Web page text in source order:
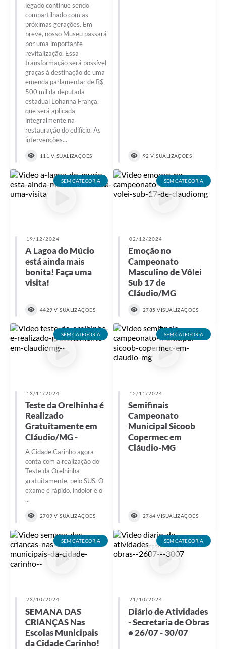
legado continue sendo
compartilhado com as
próximas gerações. Em
breve, nosso Museu passará
por uma importante
revitalização. Essa
transformação será possível
graças à destinação de uma
emenda parlamentar de R$
500 mil da deputada
estadual Lohanna França,
que será aplicada
integralmente na
restauração do edifício. As
intervenções...
111 VISUALIZAÇÕES 92 VISUALIZAÇÕES
SEM CATEGORIA
19/12/2024
A Lagoa do Múcio
está ainda mais
bonita! Faça uma
visita!
4429 VISUALIZAÇÕES
SEM CATEGORIA
02/12/2024
Emoção no
Campeonato
Masculino de Vôlei
Sub 17 de
Cláudio/MG
2785 VISUALIZAÇÕES
SEM CATEGORIA
13/11/2024
Teste da Orelhinha é
Realizado
Gratuitamente em
Cláudio/MG -
A Cidade Carinho agora
conta com a realização do
Teste da Orelhinha
gratuitamente, pelo SUS. O
exame é rápido, indolor e o
...
2709 VISUALIZAÇÕES
SEM CATEGORIA
12/11/2024
Semifinais
Campeonato
Municipal Sicoob
Copermec em
Cláudio-MG
2764 VISUALIZAÇÕES
SEM CATEGORIA
23/10/2024
SEMANA DAS
CRIANÇAS Nas
Escolas Municipais
da Cidade Carinho! ️
SEM CATEGORIA
21/10/2024
Diário de Atividades
- Secretaria de Obras
• 26/07 - 30/07